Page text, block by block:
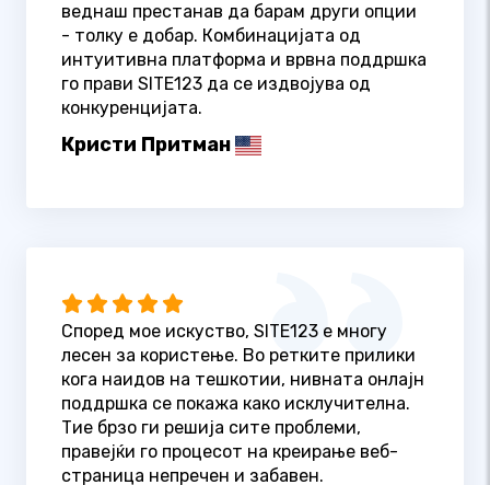
веднаш престанав да барам други опции
- толку е добар. Комбинацијата од
интуитивна платформа и врвна поддршка
го прави SITE123 да се издвојува од
конкуренцијата.
Кристи Притман
Според мое искуство, SITE123 е многу
лесен за користење. Во ретките прилики
кога наидов на тешкотии, нивната онлајн
поддршка се покажа како исклучителна.
Тие брзо ги решија сите проблеми,
правејќи го процесот на креирање веб-
страница непречен и забавен.